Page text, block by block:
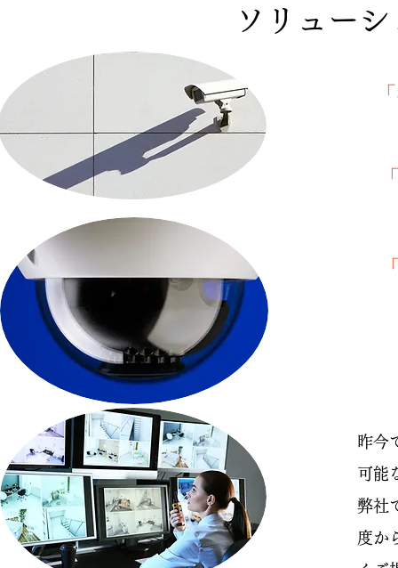
ソリュー
昨今
可能
弊社
度か